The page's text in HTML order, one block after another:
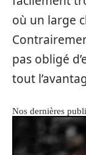
où un large
pas obligé
tout
Nos dernières